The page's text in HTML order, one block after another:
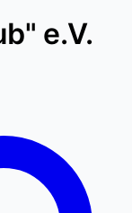
e.V.